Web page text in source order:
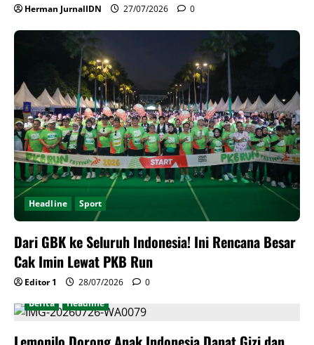
Herman JurnalIDN 27/07/2026 0
Headline Sport
Dari GBK ke Seluruh Indonesia! Ini Rencana Besar
Cak Imin Lewat PKB Run
Editor 1 28/07/2026
0
Berita
Headline